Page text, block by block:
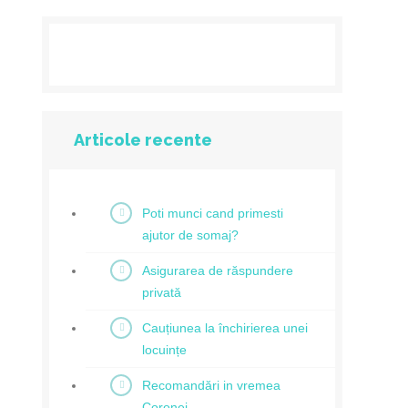
Articole recente
Poti munci cand primesti
ajutor de somaj?
Asigurarea de răspundere
privată
Cauțiunea la închirierea unei
locuințe
Recomandări in vremea